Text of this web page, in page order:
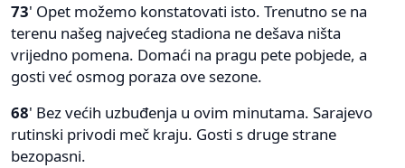
73' Opet možemo konstatovati isto. Trenutno se na
terenu našeg najvećeg stadiona ne dešava ništa
vrijedno pomena. Domaći na pragu pete pobjede, a
gosti već osmog poraza ove sezone.
68' Bez većih uzbuđenja u ovim minutama. Sarajevo
rutinski privodi meč kraju. Gosti s druge strane
bezopasni.